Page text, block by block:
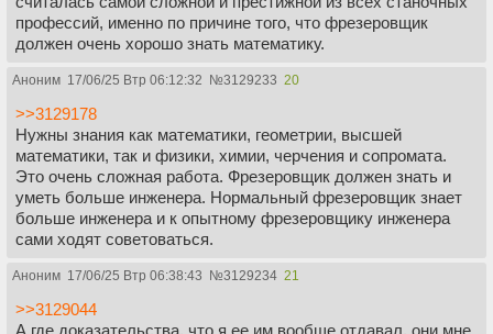
профессий, именно по причине того, что фрезеровщик
должен очень хорошо знать математику.
Аноним 17/06/25 Втр 06:12:32 №3129233 20
>>3129178
Нужны знания как математики, геометрии, высшей
математики, так и физики, химии, черчения и сопромата.
Это очень сложная работа. Фрезеровщик должен знать и
уметь больше инженера. Нормальный фрезеровщик знает
больше инженера и к опытному фрезеровщику инженера
сами ходят советоваться.
Аноним 17/06/25 Втр 06:38:43 №3129234 21
>>3129044
А где доказательства, что я ее им вообще отдавал. они мне